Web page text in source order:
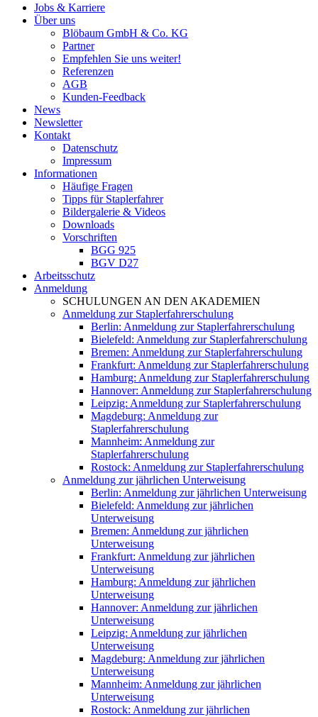
Jobs & Karriere
Über uns
Blöbaum GmbH & Co. KG
Partner
Empfehlen Sie uns weiter!
Referenzen
AGB
Kunden-Feedback
News
Newsletter
Kontakt
Datenschutz
Impressum
Informationen
Häufige Fragen
Tipps für Staplerfahrer
Bildergalerie & Videos
Downloads
Vorschriften
BGG 925
BGV D27
Arbeitsschutz
Anmeldung
SCHULUNGEN AN DEN AKADEMIEN
Anmeldung zur Staplerfahrerschulung
Berlin: Anmeldung zur Staplerfahrerschulung
Bielefeld: Anmeldung zur Staplerfahrerschulung
Bremen: Anmeldung zur Staplerfahrerschulung
Frankfurt: Anmeldung zur Staplerfahrerschulung
Hamburg: Anmeldung zur Staplerfahrerschulung
Hannover: Anmeldung zur Staplerfahrerschulung
Leipzig: Anmeldung zur Staplerfahrerschulung
Magdeburg: Anmeldung zur
Staplerfahrerschulung
Mannheim: Anmeldung zur
Staplerfahrerschulung
Rostock: Anmeldung zur Staplerfahrerschulung
Anmeldung zur jährlichen Unterweisung
Berlin: Anmeldung zur jährlichen Unterweisung
Bielefeld: Anmeldung zur jährlichen
Unterweisung
Bremen: Anmeldung zur jährlichen
Unterweisung
Frankfurt: Anmeldung zur jährlichen
Unterweisung
Hamburg: Anmeldung zur jährlichen
Unterweisung
Hannover: Anmeldung zur jährlichen
Unterweisung
Leipzig: Anmeldung zur jährlichen
Unterweisung
Magdeburg: Anmeldung zur jährlichen
Unterweisung
Mannheim: Anmeldung zur jährlichen
Unterweisung
Rostock: Anmeldung zur jährlichen